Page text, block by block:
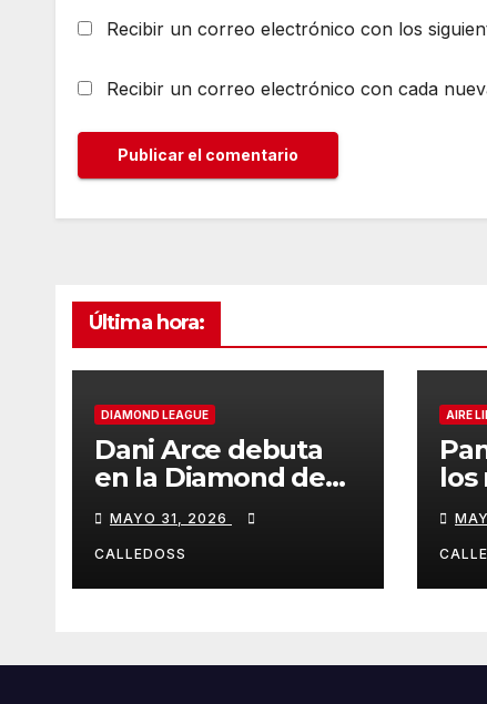
Recibir un correo electrónico con los
Recibir un correo electrónico con cada
Última hora:
DIAMOND LEAGUE
Dani Arce debuta
en la Diamond de
MAYO 31, 2026
CALLEDOSS
AIRE
los